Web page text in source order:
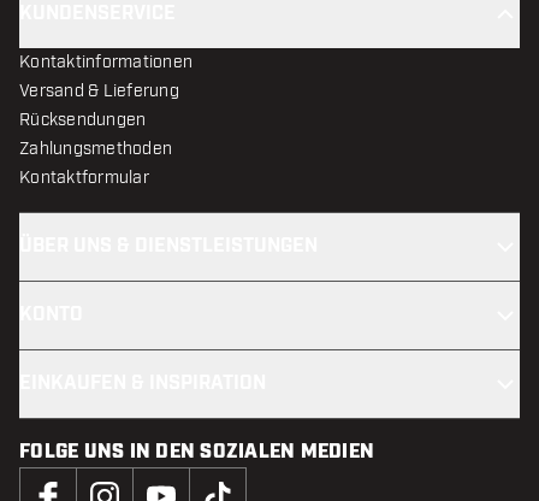
Kontaktinformationen
Versand & Lieferung
Rücksendungen
Zahlungsmethoden
Kontaktformular
FOLGE UNS IN DEN SOZIALEN MEDIEN